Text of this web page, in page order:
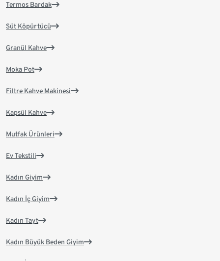
Termos Bardak
Süt Köpürtücü
Granül Kahve
Moka Pot
Filtre Kahve Makinesi
Kapsül Kahve
Mutfak Ürünleri
Ev Tekstili
Kadın Giyim
Kadın İç Giyim
Kadın Tayt
Kadın Büyük Beden Giyim